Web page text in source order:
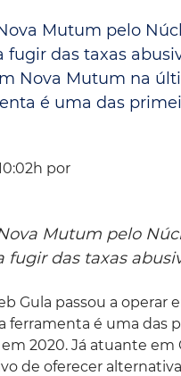
Mutum pelo
fugir das taxas
Nova Mutum na
é uma das
por
Mutum pelo
das taxas
Gula passou a operar
ferramenta é uma das
2020. Já atuante em
de oferecer